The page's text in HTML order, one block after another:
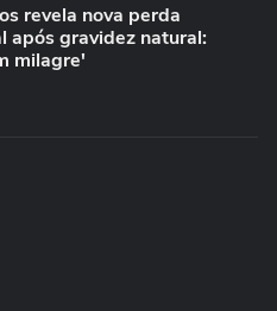
revela nova perda
após gravidez natural:
milagre'